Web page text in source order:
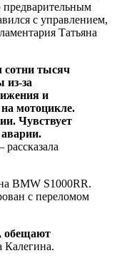
предварительным
с управлением,
Татьяна
сотни тысяч
из-за
и
мотоцикле.
Чувствует
BMW S1000RR.
с переломом
обещают